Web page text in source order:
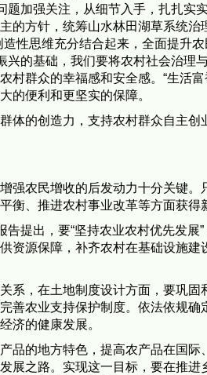
题加强关注，从细节入手，扎扎实
的方针，统筹山水林田湖草系统治
性思维充分结合起来，全面提升
兴的基础，我们要将农村社会治理
村群众的幸福感和安全感。“生活富
的便利和更坚实的保障。
体的创造力，支持农村群众自主创
强农民增收的后发动力十分关键。
衡、推进农村事业改革等方面获得
提出，要“坚持农业农村优先发展
资源保障，补齐农村在基础设施建
系，在土地制度设计方面，要巩固
善农业支持保护制度。依法依规确
济的健康发展。
品的地方特色，提高农产品在国际
展之路。实现这一目标，要在推进